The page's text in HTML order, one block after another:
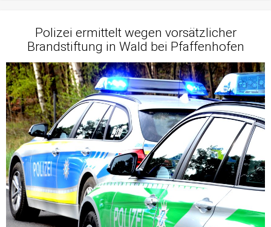
Polizei ermittelt wegen vorsätzlicher
Brandstiftung in Wald bei Pfaffenhofen